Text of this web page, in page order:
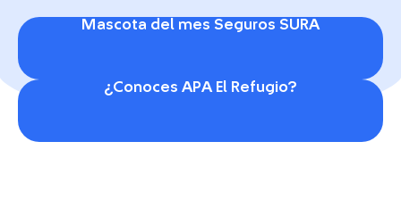
Mascota del mes Seguros SURA
¿Conoces APA El Refugio?